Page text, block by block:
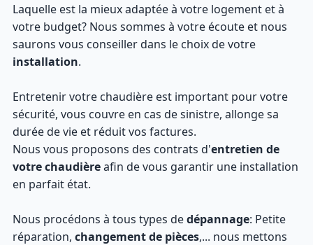
Laquelle est la mieux adaptée à votre logement et à
votre budget? Nous sommes à votre écoute et nous
saurons vous conseiller dans le choix de votre
installation.
Entretenir votre chaudière est important pour votre
sécurité, vous couvre en cas de sinistre, allonge sa
durée de vie et réduit vos factures.
Nous vous proposons des contrats d'entretien de
votre chaudièreafin de vous garantir une installation
en parfait état.
Nous procédons à tous types dedépannage: Petite
réparation, changement de pièces,... nous mettons